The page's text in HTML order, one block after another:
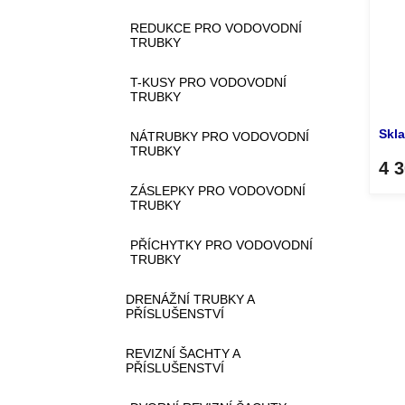
REDUKCE PRO VODOVODNÍ
TRUBKY
T-KUSY PRO VODOVODNÍ
TRUBKY
NÁTRUBKY PRO VODOVODNÍ
TRUBKY
ZÁSLEPKY PRO VODOVODNÍ
TRUBKY
PŘÍCHYTKY PRO VODOVODNÍ
TRUBKY
DRENÁŽNÍ TRUBKY A
PŘÍSLUŠENSTVÍ
REVIZNÍ ŠACHTY A
PŘÍSLUŠENSTVÍ
4